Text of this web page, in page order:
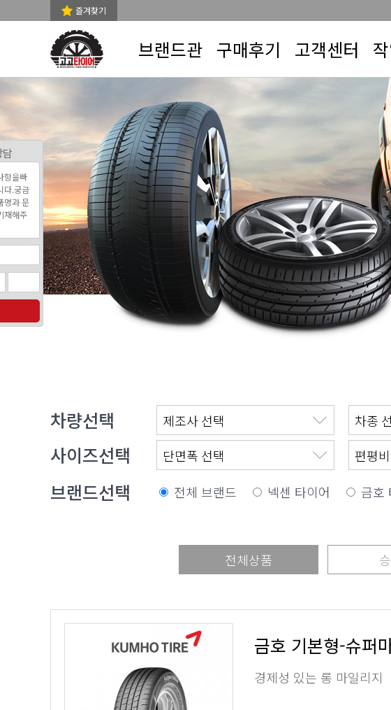
즐겨찾기
브랜드관 구매후기 고객센터
차량선택
사이즈선택
브랜드선택
전체 브랜드 넥센 타이어 금호
전체상품
금호 기본형-슈퍼
경제성 있는 롱 마일리지